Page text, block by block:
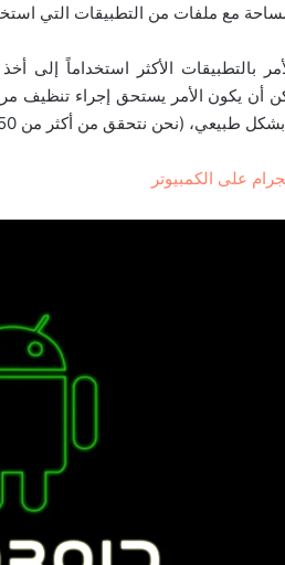
مع ملفات من التطبيقات التي
بالتطبيقات الأكثر استخداماً إلى
أن يكون الأمر يستحق إجراء تنظيف
نتحقق من أكثر من 250 مليون منتج كل يوم للحصول على أفضل الأسعار).
على الكمبيوتر